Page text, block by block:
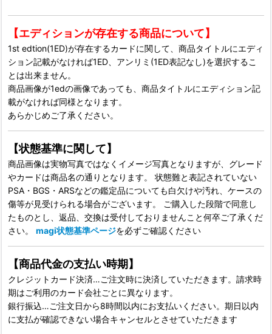
【エディションが存在する商品について】
1st edtion(1ED)が存在するカードに関して、商品タイトルにエディ
ション記載がなければ1ED、アンリミ(1ED表記なし)を選択するこ
とは出来ません。
商品画像が1edの画像であっても、商品タイトルにエディション記
載がなければ同様となります。
あらかじめご了承ください。
【状態基準に関して】
商品画像は実物写真ではなくイメージ写真となりますが、グレード
やカードは商品名の通りとなります。 状態難と表記されていない
PSA・BGS・ARSなどの鑑定品についても白欠けや汚れ、ケースの
傷等が見受けられる場合がございます。 ご購入した段階で同意し
たものとし、返品、交換は受付しておりませんこと何卒ご了承くだ
さい。 magi状態基準ページを必ずご確認ください
【商品代金の支払い時期】
クレジットカード決済…ご注文時に決済していただきます。請求時
期はご利用のカード会社ごとに異なります。
銀行振込…ご注文日から8時間以内にお支払いください。期日以内
に支払が確認できない場合キャンセルとさせていただきます